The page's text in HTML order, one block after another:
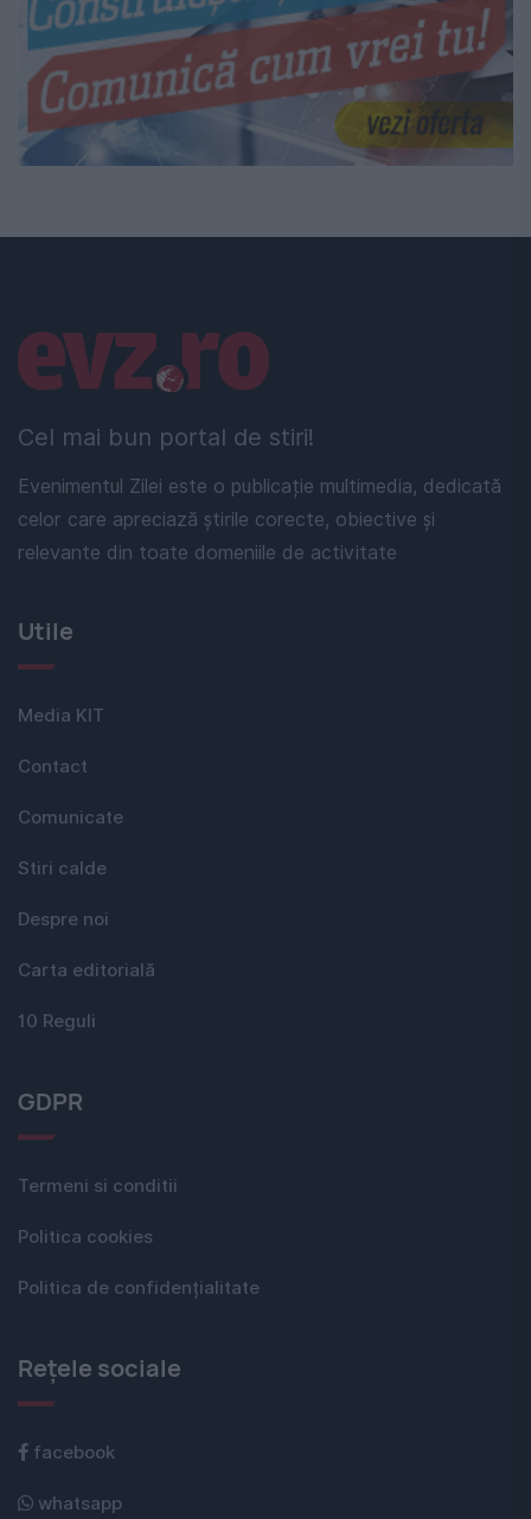
Cel mai bun portal de stiri!
Evenimentul Zilei este o publicație multimedia, dedicată
celor care apreciază știrile corecte, obiective și
relevante din toate domeniile de activitate
Linkuri utile
Utile
Media KIT
Contact
Comunicate
Stiri calde
Despre noi
Carta editorială
10 Reguli
GDPR
Termeni si conditii
Politica cookies
Politica de confidențialitate
Rețele sociale
facebook
whatsapp